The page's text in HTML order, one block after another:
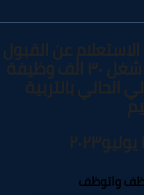
عن القبول
المبدئي لخوض مسابقة شغل ٣٠ الف وظيفة
بالتربية
واتوظف